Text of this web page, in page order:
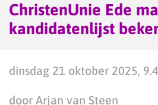
ChristenUnie Ede
kandidatenlijst
dinsdag 21 oktober 2025,
door Arjan van Steen